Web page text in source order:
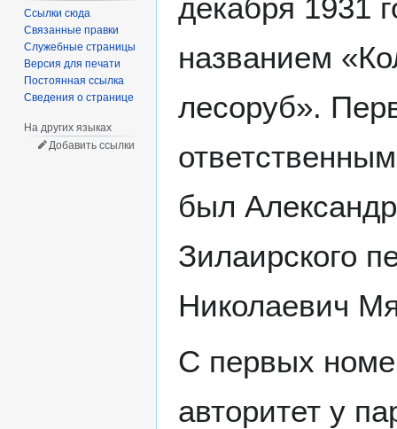
декабря 1931
названием
лесоруб».
был
Зилаирского
Николаевич
С первых
авторитет у
Ссылки сюда
Связанные правки
Служебные страницы
Версия для печати
Постоянная ссылка
Сведения о странице
На других языках
Добавить ссылки